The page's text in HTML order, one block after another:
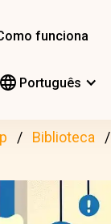
funciona
Português
Biblioteca